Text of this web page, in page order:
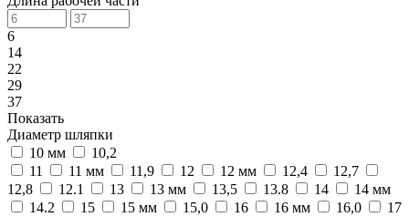
6
14
22
29
37
Показать
Диаметр шляпки
10 мм
10,2
11
11 мм 11,9 12 12 мм 12,4
12,7
12,8
12.1 13 13 мм 13,5 13.8 14
14 мм
14.2
15 15 мм 15,0 16 16 мм 16,0
17